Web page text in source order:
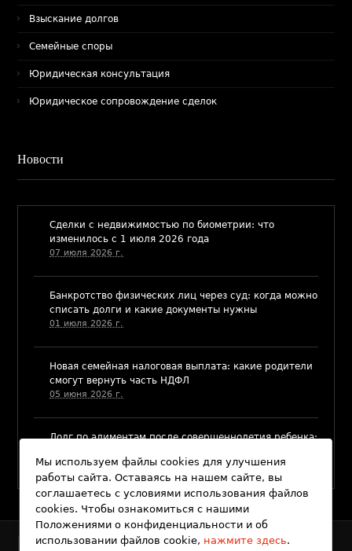
Взыскание долгов
Семейные споры
Юридическая консультация
Юридическое сопровождение сделок
Новости
​Сделки с недвижимостью по биометрии: что
изменилось с 1 июля 2026 года
07 июля 2026 г.
Банкротство физических лиц через суд: когда можно
списать долги и какие документы нужны
01 июля 2026 г.
​Новая семейная налоговая выплата: какие родители
смогут вернуть часть НДФЛ
05 июня 2026 г.
Долг по алиментам после совершеннолетия ребенка:
03 июня 2026 г.
Мы используем файлы cookies для улучшения
работы сайта. Оставаясь на нашем сайте, вы
соглашаетесь с условиями использования файлов
cookies. Чтобы ознакомиться с нашими
Положениями о конфиденциальности и об
использовании файлов cookie, нажмите здесь.